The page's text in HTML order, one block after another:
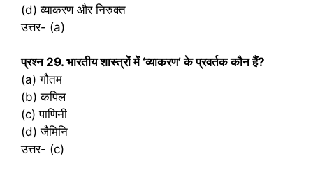
(d) व्याकरण और निरुक्त
उत्तर- (a)
प्रश्‍न 29. भारतीय शास्त्रों में ‘व्याकरण’ के प्रवर्तक कौन हैं?
(a) गौतम
(b) कपिल
(c) पाणिनी
(d) जैमिनि
उत्तर- (c)